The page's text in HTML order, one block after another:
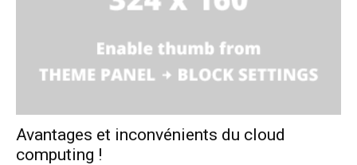
Avantages et inconvénients du cloud
computing !